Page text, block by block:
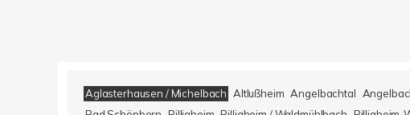
Aglasterhausen / Michelbach Altlußheim Angelbachtal